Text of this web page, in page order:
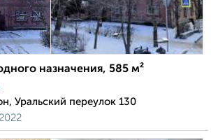
назначения, 585 м²
Уральский переулок 130